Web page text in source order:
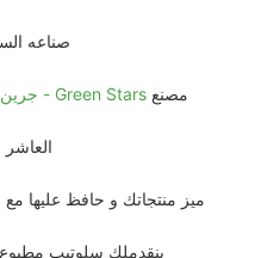
صناعه
مصنع جرين ستارز - Green Stars
ميز منتجاتك و حافظ عليها
بنقدملك سلوتيب